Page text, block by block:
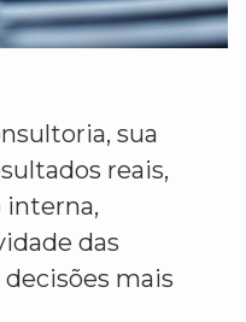
sua
reais,
interna,
das
mais